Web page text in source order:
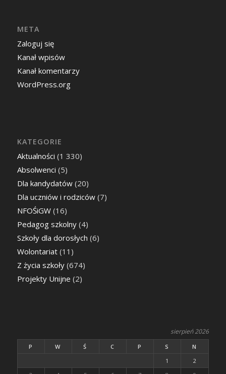
META
Zaloguj się
Kanał wpisów
Kanał komentarzy
WordPress.org
KATEGORIE
Aktualności (1 330)
Absolwenci (5)
Dla kandydatów(20)
Dla uczniów i rodziców(7)
NFOŚiGW(16)
Pedagog szkolny(4)
Szkoły dla dorosłych (6)
Wolontariat(11)
Z życia szkoły(674)
Projekty Unijne (2)
sierpień 2026
P W Ś C P S
N
1
2